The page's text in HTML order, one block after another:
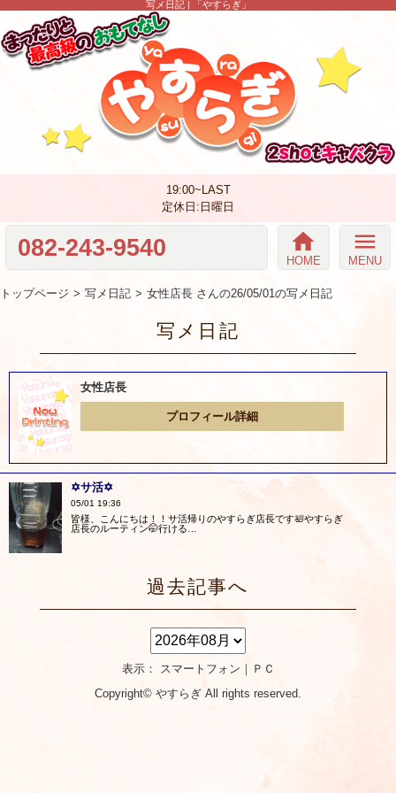
写メ日記 | 「やすらぎ」
19:00~LAST
定休日:日曜日
082-243-9540 home
HOME
menu
MENU
トップページ 写メ日記 女性店長 さんの26/05/01の写メ日記
写メ日記
女性店長
プロフィール詳細
✡サ活✡
05/01 19:36
皆様、こんにちは！！サ活帰りのやすらぎ店長です🛀やすらぎ
店長のルーティン🤭行ける…
過去記事へ
表示： スマートフォン｜ ＰＣ
Copyright© やすらぎ All rights reserved.